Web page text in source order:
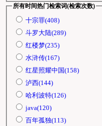
所有时间热门检索词(检索次数)
十宗罪(408)
斗罗大陆(289)
红楼梦(235)
水浒传(167)
红星照耀中国(158)
泸西(144)
哈利波特(126)
java(120)
百年孤独(113)